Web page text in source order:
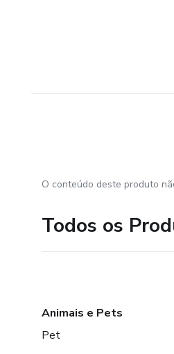
O conteúdo deste produto
Todos os
Animais e Pets
Pet